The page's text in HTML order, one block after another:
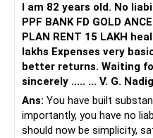
I am 82 years old. No liability . Other
PPF BANK FD GOLD
PLAN RENT 15 LAKH
lakhs Expenses very basic. Would like to re invest.
better returns. Waiting for your early reply. Your 's
sincerely ..... ... V. G. Nadig
Ans: You have built
importantly, you have no
should now be simplicity,